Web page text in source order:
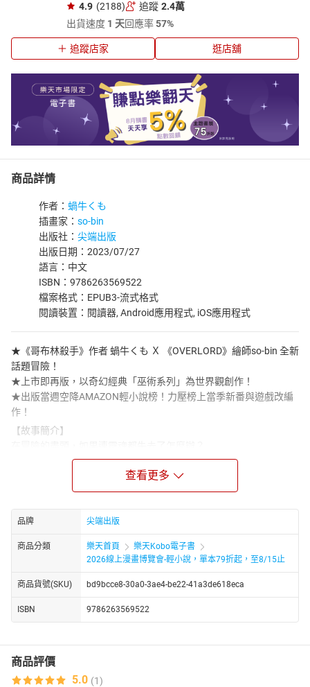
4.9 (2188) 追蹤 2.4萬
出貨速度 1 天回應率57%
追蹤店家 逛店舖
商品詳情
作者： 蝸牛くも
插畫家： so-bin
出版社： 尖端出版
出版日期：2023/07/27
語言：中文
ISBN：9786263569522
檔案格式：EPUB3-流式格式
閱讀裝置：閱讀器, Android應用程式, iOS應用程式
★《哥布林殺手》作者 蝸牛くも Ｘ 《OVERLORD》繪師so-bin 全新
話題冒險！
★上市即再版，以奇幻經典「巫術系列」為世界觀創作！
★出版當週空降AMAZON輕小說榜！力壓榜上當季新番與遊戲改編
作！
【故事簡介】
「那時，下一個冒險者會做得很好的──」
無人涉足的「迷宮」深處，發現了不應存在的冒險者屍體──復活後
體的生活。無論「蘇生」成功，抑或失敗了化為灰燼，他都毫不在
意地索取代價，其他冒險者對於這樣的態度既鄙視又另眼相看。遇
見瓦解的團隊中唯一的倖存者──人稱「廚餘」的少女劍士，使他布
滿灰燼的日常生活開始產生變化！
蝸牛くも×so-bin的黑暗系奇幻巨作登場!!
查看更多
品牌 尖端出版
商品分類 樂天首頁
樂天Kobo電子書
2026線上漫畫博覽會-輕小說，單本79折起，至8/15止
商品貨號(SKU) bd9bcce8-30a0-3ae4-be22-41a3de618eca
ISBN 9786263569522
商品評價
5.0 (1)